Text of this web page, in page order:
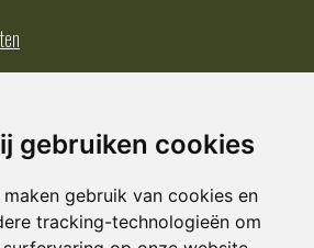
gebruiken cookies
maken gebruik van cookies en
tracking-technologieën om
BIJ DEDUMP.NL